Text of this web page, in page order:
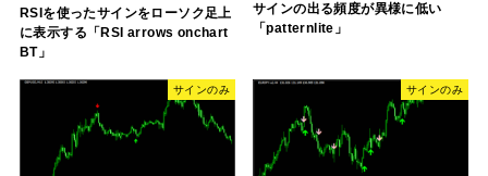
RSIを使ったサインをローソク足上
に表示する「RSI arrows onchart
BT」
サインの出る頻度が異様に低い
「patternlite」
サインのみ サインのみ